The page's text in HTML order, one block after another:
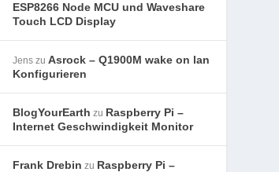
ESP8266 Node MCU und Waveshare
Touch LCD Display
Jens zuAsrock – Q1900M wake on lan
Konfigurieren
BlogYourEarth zu Raspberry Pi –
Internet Geschwindigkeit Monitor
Frank Drebin zu Raspberry Pi –